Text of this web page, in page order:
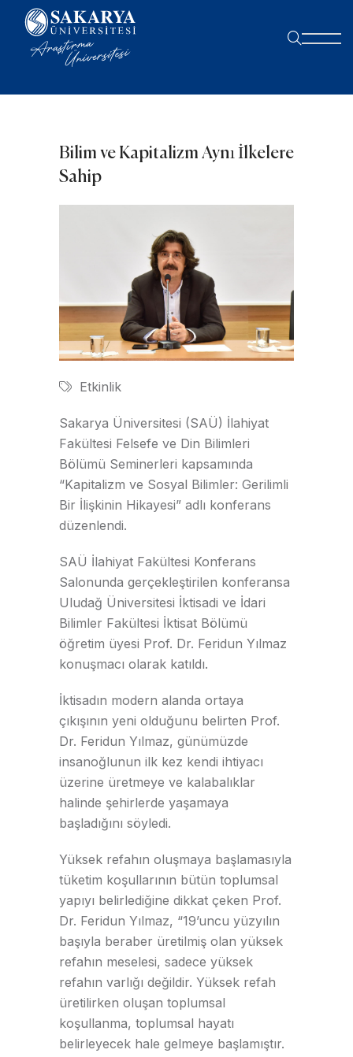
Bilim ve Kapitalizm Aynı İlkelere
Sahip
Etkinlik
Sakarya Üniversitesi (SAÜ) İlahiyat
Fakültesi Felsefe ve Din Bilimleri
Bölümü Seminerleri kapsamında
“Kapitalizm ve Sosyal Bilimler: Gerilimli
Bir İlişkinin Hikayesi” adlı konferans
düzenlendi.
SAÜ İlahiyat Fakültesi Konferans
Salonunda gerçekleştirilen konferansa
Uludağ Üniversitesi İktisadi ve İdari
Bilimler Fakültesi İktisat Bölümü
öğretim üyesi Prof. Dr. Feridun Yılmaz
konuşmacı olarak katıldı.
İktisadın modern alanda ortaya
çıkışının yeni olduğunu belirten Prof.
Dr. Feridun Yılmaz, günümüzde
insanoğlunun ilk kez kendi ihtiyacı
üzerine üretmeye ve kalabalıklar
halinde şehirlerde yaşamaya
başladığını söyledi.
Yüksek refahın oluşmaya başlamasıyla
tüketim koşullarının bütün toplumsal
yapıyı belirlediğine dikkat çeken Prof.
Dr. Feridun Yılmaz, “19’uncu yüzyılın
başıyla beraber üretilmiş olan yüksek
refahın meselesi, sadece yüksek
refahın varlığı değildir. Yüksek refah
üretilirken oluşan toplumsal
koşullanma, toplumsal hayatı
belirleyecek hale gelmeye başlamıştır.